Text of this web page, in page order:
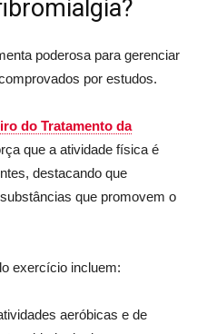
poderosa para gerenciar
por estudos.
do Tratamento da
que a atividade física é
destacando que
que promovem o
exercício incluem:
aeróbicas e de